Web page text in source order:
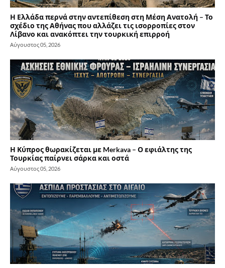
Η Ελλάδα περνά στην αντεπίθεση στη Μέση Ανατολή – Το
σχέδιο της Αθήνας που αλλάζει τις ισορροπίες στον
Λίβανο και ανακόπτει την τουρκική επιρροή
Αύγουστος 05, 2026
Η Κύπρος θωρακίζεται με Merkava – Ο εφιάλτης της
Τουρκίας παίρνει σάρκα και οστά
Αύγουστος 05, 2026